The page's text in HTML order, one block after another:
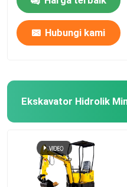
Hubungi kami
Ekskavator Hidrolik